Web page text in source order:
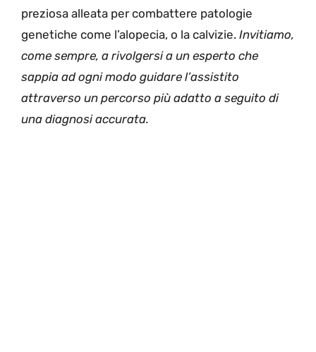
preziosa alleata per combattere patologie
genetiche come l’alopecia, o la calvizie. Invitiamo,
come sempre, a rivolgersi a un esperto che
sappia ad ogni modo guidare l’assistito
attraverso un percorso più adatto a seguito di
una diagnosi accurata.